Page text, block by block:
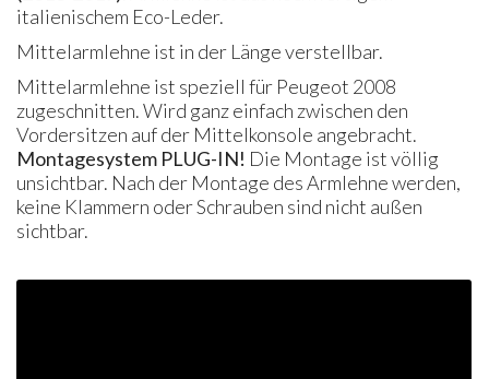
italienischem Eco-Leder.
Mittelarmlehne ist in der Länge verstellbar.
Mittelarmlehne ist speziell für Peugeot 2008
zugeschnitten. Wird ganz einfach zwischen den
Vordersitzen auf der Mittelkonsole angebracht.
Montagesystem PLUG-IN! Die Montage ist völlig
unsichtbar. Nach der Montage des Armlehne werden,
keine Klammern oder Schrauben sind nicht außen
sichtbar.